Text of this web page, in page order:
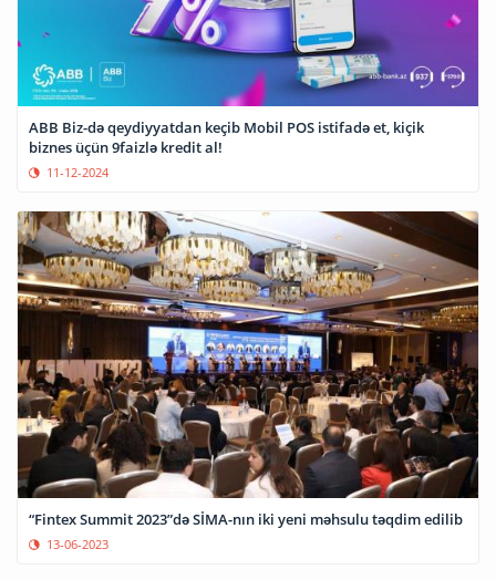
ABB Biz-də qeydiyyatdan keçib Mobil POS istifadə et, kiçik
biznes üçün 9faizlə kredit al!
11-12-2024
“Fintex Summit 2023”də SİMA-nın iki yeni məhsulu təqdim edilib
13-06-2023